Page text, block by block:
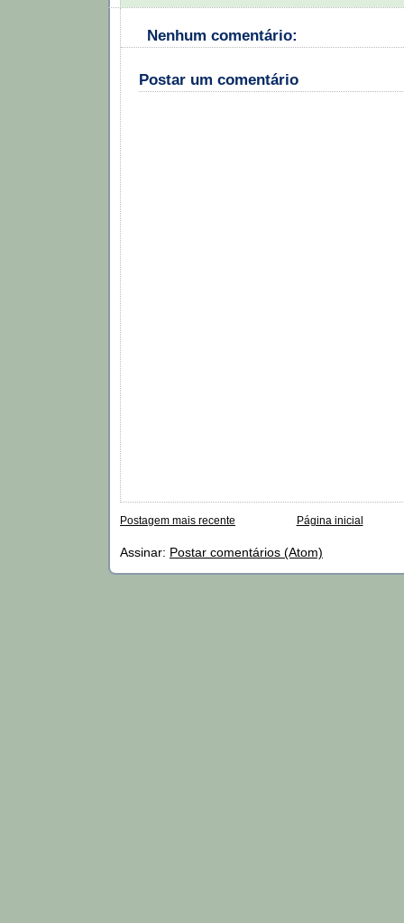
Nenhum comentário:
Postar um comentário
Postagem mais recente Página inicial
Assinar: Postar comentários (Atom)